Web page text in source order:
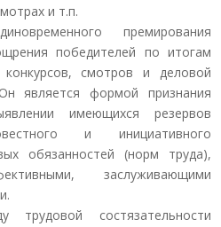
и т.п.
премирования
победителей по итогам
конкурсов, смотров и деловой
является формой признания
имеющихся резервов
и инициативного
обязанностей (норм труда),
заслуживающими
состязательности